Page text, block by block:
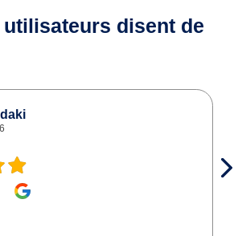
utilisateurs disent de